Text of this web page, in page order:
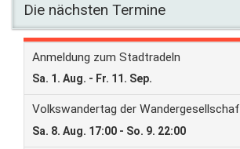
Die nächsten Termine